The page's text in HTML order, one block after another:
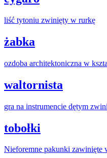
liść tytoniu zwinięty w rurkę
żabka
ozdoba architektoniczna w
waltornista
gra na instrumencie dętym
tobołki
Nieforemne pakunki zawinięte